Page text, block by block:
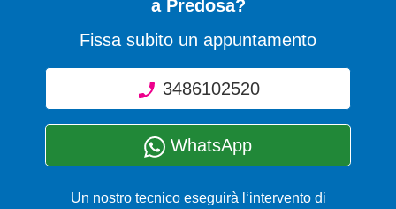
a Predosa?
Fissa subito un appuntamento
3486102520
WhatsApp
Un nostro tecnico eseguirà l‘intervento di